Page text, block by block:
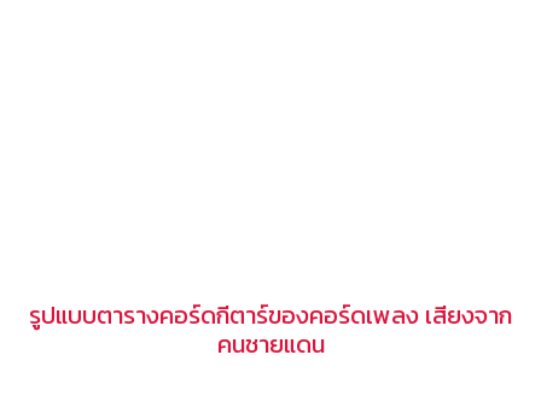
รูปแบบตารางคอร์ดกีตาร์ของคอร์ดเพลง เสียงจาก
คนชายแดน